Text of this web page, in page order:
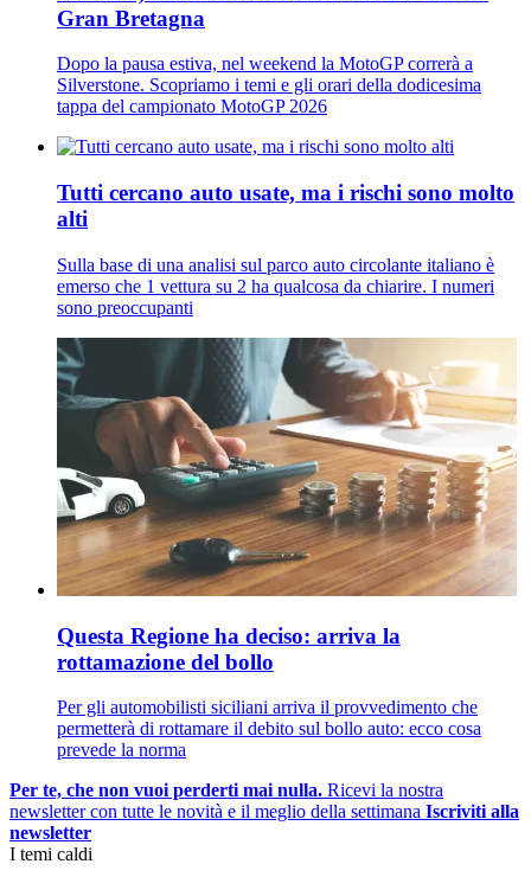
Gran Bretagna
Dopo la pausa estiva, nel weekend la MotoGP correrà a
Silverstone. Scopriamo i temi e gli orari della dodicesima
tappa del campionato MotoGP 2026
Tutti cercano auto usate, ma i rischi sono molto
alti
Sulla base di una analisi sul parco auto circolante italiano è
emerso che 1 vettura su 2 ha qualcosa da chiarire. I numeri
sono preoccupanti
Questa Regione ha deciso: arriva la
rottamazione del bollo
Per gli automobilisti siciliani arriva il provvedimento che
permetterà di rottamare il debito sul bollo auto: ecco cosa
prevede la norma
Per te, che non vuoi perderti mai nulla. Ricevi la nostra
newsletter con tutte le novità e il meglio della settimana Iscriviti alla
newsletter
I temi caldi